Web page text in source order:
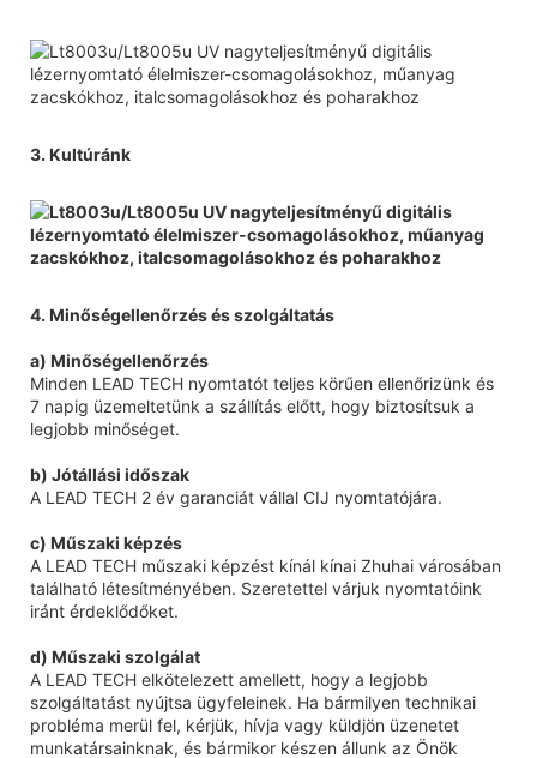
3. Kultúránk
4. Minőségellenőrzés és szolgáltatás
a) Minőségellenőrzés
Minden LEAD TECH nyomtatót teljes körűen ellenőrizünk és
7 napig üzemeltetünk a szállítás előtt, hogy biztosítsuk a
legjobb minőséget.
b) Jótállási időszak
A LEAD TECH 2 év garanciát vállal CIJ nyomtatójára.
c) Műszaki képzés
A LEAD TECH műszaki képzést kínál kínai Zhuhai városában
található létesítményében. Szeretettel várjuk nyomtatóink
iránt érdeklődőket.
d) Műszaki szolgálat
A LEAD TECH elkötelezett amellett, hogy a legjobb
szolgáltatást nyújtsa ügyfeleinek. Ha bármilyen technikai
probléma merül fel, kérjük, hívja vagy küldjön üzenetet
munkatársainknak, és bármikor készen állunk az Önök